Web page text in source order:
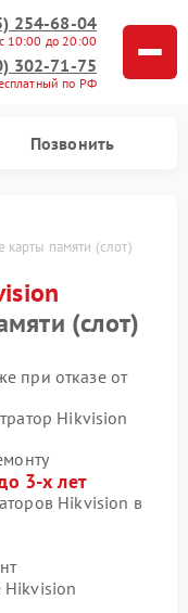
254-68-04
10:00 до 20:00
302-71-75
по РФ
Позвонить
памяти (слот)
(слот)
при отказе от
Hikvision
3-х лет
Hikvision в
Hikvision